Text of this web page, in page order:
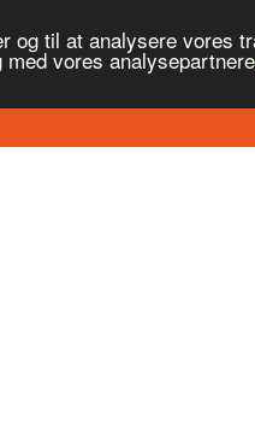
og til at analysere vores
vores